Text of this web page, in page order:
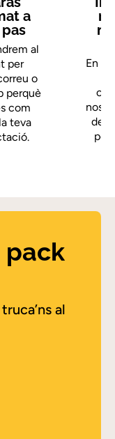
a
al
per
o
perquè
com
teva
En
per
pack
al